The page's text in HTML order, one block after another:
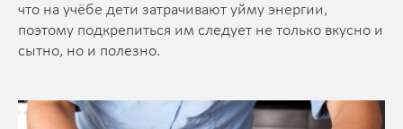
что на учёбе дети затрачивают уйму энергии,
поэтому подкрепиться им следует не только вкусно и
сытно, но и полезно.